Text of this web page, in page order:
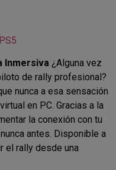
Inmersiva ¿Alguna vez
de rally profesional?
nunca a esa sensación
en PC. Gracias a la
la conexión con tu
antes. Disponible a
el rally desde una